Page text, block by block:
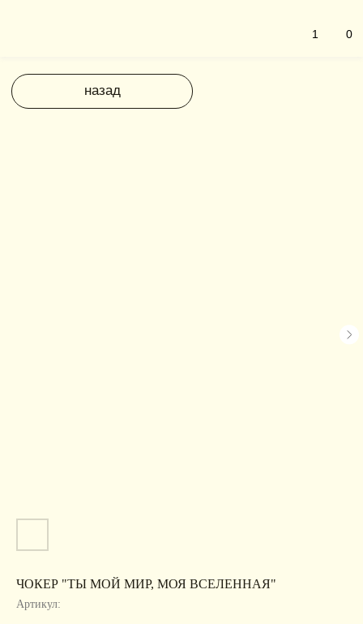
ЧОКЕР "ТЫ МОЙ МИР, МОЯ ВСЕЛЕННАЯ"
Артикул: